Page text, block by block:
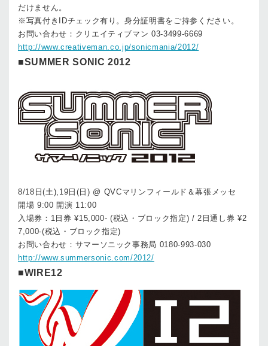
だけません。
※写真付きIDチェック有り。身分証明書をご持参ください。
お問い合わせ：クリエイティブマン 03-3499-6669
http://www.creativeman.co.jp/sonicmania/2012/
■SUMMER SONIC 2012
8/18日(土),19日(日) @ QVCマリンフィールド＆幕張メッセ
開場 9:00 開演 11:00
入場券：1日券 ¥15,000- (税込・ブロック指定) / 2日通し券 ¥2
7,000-(税込・ブロック指定)
お問い合わせ：サマーソニック事務局 0180-993-030
http://www.summersonic.com/2012/
■WIRE12